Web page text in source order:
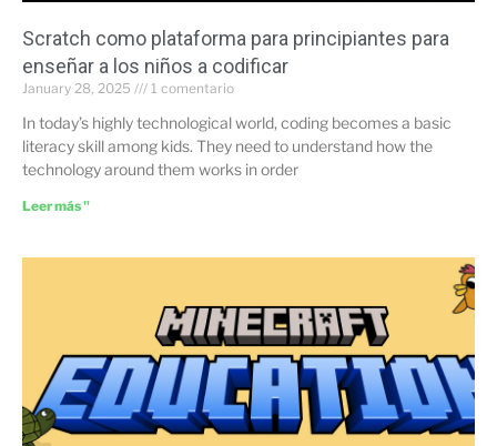
Scratch como plataforma para principiantes para
enseñar a los niños a codificar
January 28, 2025 1 comentario
In today’s highly technological world, coding becomes a basic
literacy skill among kids. They need to understand how the
technology around them works in order
Leer más "